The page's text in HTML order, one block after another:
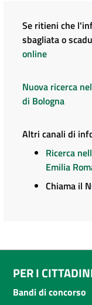
Se ritieni che
sbagliata o
online
Nuova ricerca
di Bologna
Altri canali di
Ricerca
Emilia
Chiama il
PER I
Bandi di concorso